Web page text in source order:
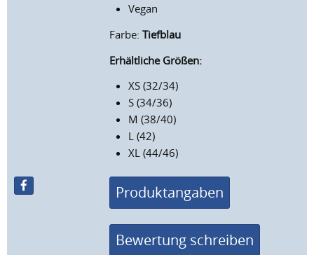
Vegan
Farbe:Tiefblau
Erhältliche Größen:
XS (32/34)
S (34/36)
M (38/40)
L (42)
XL (44/46)
Produktangaben
Bewertung schreiben